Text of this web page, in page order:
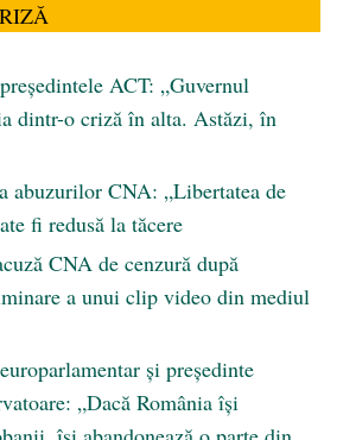
ACT: „Guvernul
dintr-o criză în alta. Astăzi, în
abuzurilor CNA: „Libertatea de
fi redusă la tăcere
CNA de cenzură după
a unui clip video din mediul
și președinte
„Dacă România își